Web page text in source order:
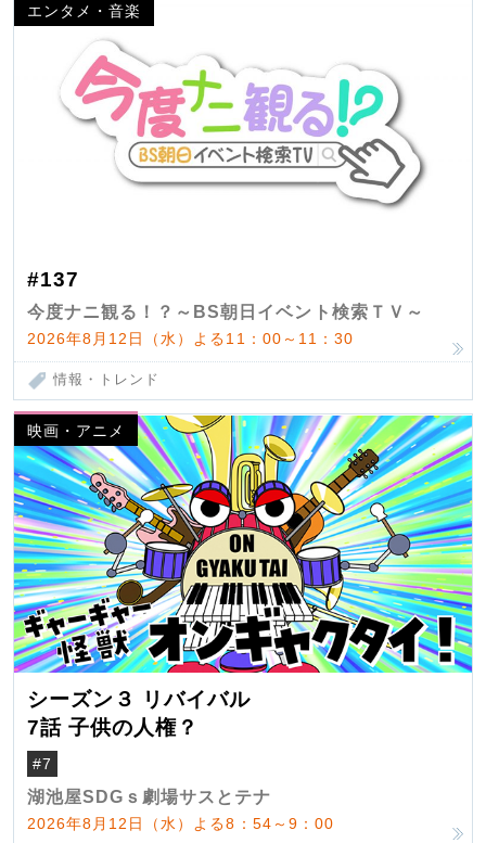
エンタメ・音楽
#137
今度ナニ観る！？～BS朝日イベント検索ＴＶ～
2026年8月12日（水）よる11：00～11：30
情報・トレンド
映画・アニメ
シーズン３ リバイバル
7話 子供の人権？
#7
湖池屋SDGｓ劇場サスとテナ
2026年8月12日（水）よる8：54～9：00